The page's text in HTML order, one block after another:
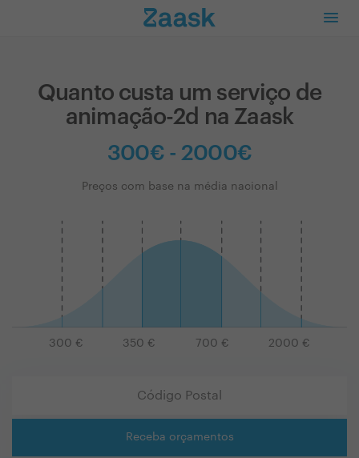
Quanto custa um serviço de
animação-2d na Zaask
300€ - 2000€
Preços com base na média nacional
300 € 350 € 700 € 2000 €
Receba orçamentos